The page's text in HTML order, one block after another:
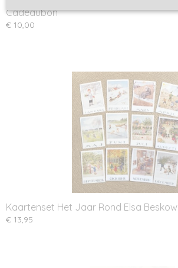
Cadeaubon
€ 10,00
Kaartenset Het Jaar Rond Elsa Beskow
€ 13,95